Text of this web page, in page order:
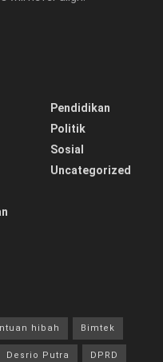
Pendidikan
Politik
Sosial
Uncategorized
hibah Bimtek
Desrio Putra DPRD